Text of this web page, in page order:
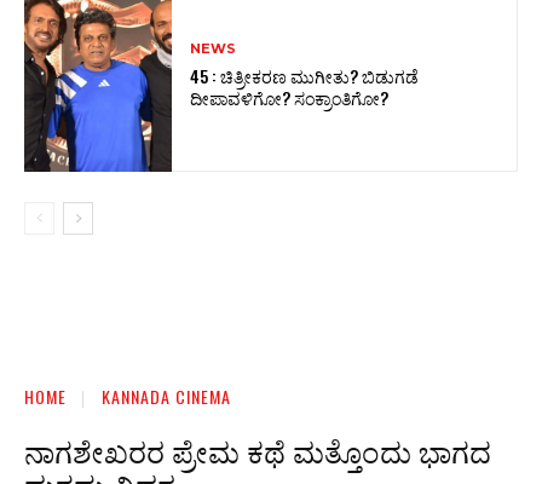
NEWS
45 : ಚಿತ್ರೀಕರಣ ಮುಗೀತು? ಬಿಡುಗಡೆ
ದೀಪಾವಳಿಗೋ? ಸಂಕ್ರಾಂತಿಗೋ?